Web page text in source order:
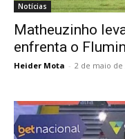
Notícias
Matheuzinho
enfrenta o
Heider Mota - 2 de maio de